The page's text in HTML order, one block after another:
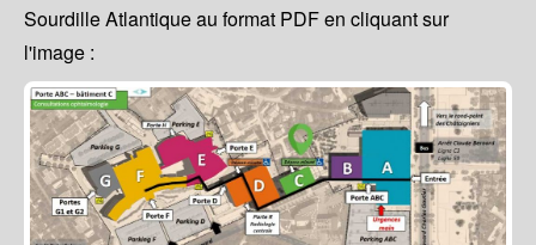
Sourdille Atlantique au format PDF en cliquant sur
l'image :